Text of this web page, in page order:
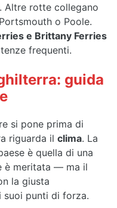
Altre rotte collegano
o Poole.
e Brittany Ferries
frequenti.
guida
si pone prima di
riguarda il clima. La
è quella di una
è meritata — ma il
la giusta
suoi punti di forza.